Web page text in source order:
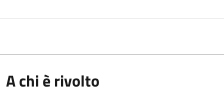
A chi è rivolto